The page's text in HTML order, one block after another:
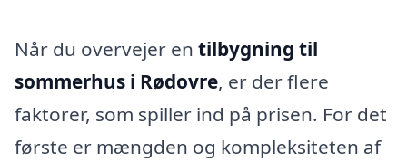
Når du overvejer en tilbygning til
sommerhus i Rødovre, er der flere
faktorer, som spiller ind på prisen. For det
første er mængden og kompleksiteten af